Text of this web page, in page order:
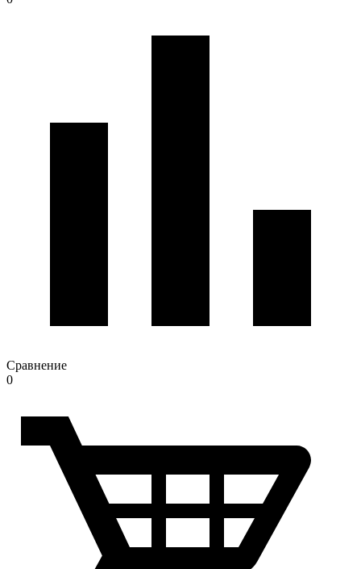
Сравнение
0